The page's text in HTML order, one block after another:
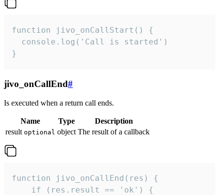
function jivo_onCallStart() {
  console.log('Call is started')
}
jivo_onCallEnd#
Is executed when a return call ends.
Name Type
Description
result optional object The result of a callback
function jivo_onCallEnd(res) {
    if (res.result == 'ok') {